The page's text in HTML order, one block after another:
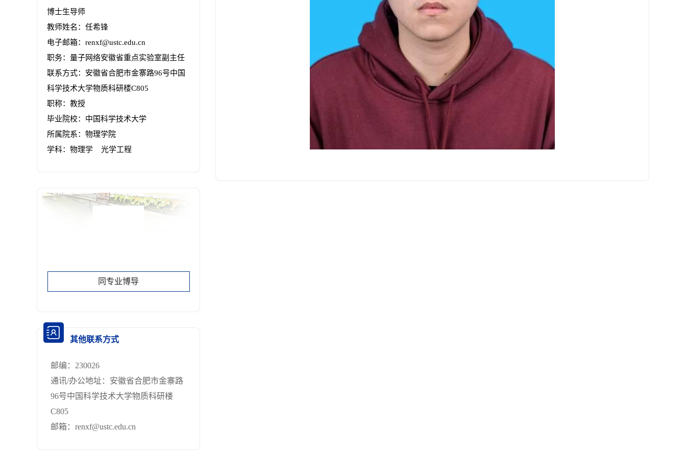
博士生导师
教师姓名：任希锋
电子邮箱： renxf@ustc.edu.cn
职务：量子网络安徽省重点实验室副主任
联系方式：安徽省合肥市金寨路96号中国
科学技术大学物质科研楼C805
职称：教授
毕业院校：中国科学技术大学
所属院系：物理学院
学科：物理学 光学工程
同专业博导
其他联系方式
邮编： 230026
通讯/办公地址： 安徽省合肥市金寨路
96号中国科学技术大学物质科研楼
C805
邮箱： renxf@ustc.edu.cn